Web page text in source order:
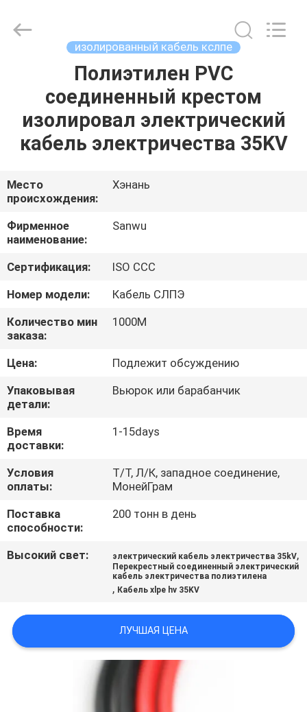
ПРОДУКТЫ
НАС
ПУТЕШЕСТВИЕ
ФАБРИКИ
ПРОВЕРКА
КАЧЕСТВА
СВЯЖИТЕСЬ
МЫ
НОВОСТИ
СПРОСИТЕ
ЦИТАТУ
САЙТА
POLICY
изолированный кабель кслпе
Полиэтилен PVC
соединенный крестом
изолировал электрический
кабель электричества 35KV
Место
происхождения:
Хэнань
Фирменное
наименование:
Sanwu
Сертификация:
ISO CCC
Номер модели:
Кабель СЛПЭ
Количество мин
заказа:
1000M
Цена:
Подлежит обсуждению
Упаковывая
детали:
Вьюрок или барабанчик
Время
доставки:
1-15days
Условия
оплаты:
Т/Т, Л/К, западное соединение,
МонейГрам
Поставка
способности:
200 тонн в день
Высокий свет: электрический кабель электричества 35kV,
Перекрестный соединенный электрический
кабель электричества полиэтилена
, Кабель xlpe hv 35KV
ЛУЧШАЯ ЦЕНА